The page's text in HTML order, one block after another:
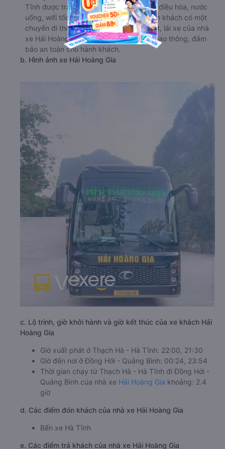
Tĩnh được trang bị đầy đủ tiện nghi như điều hòa, nước
uống, wifi tốc độ cao miễn phí, giúp hành khách có một
chuyến đi thoải mái và thư giãn. Đặc biệt, lái xe của nhà
xe Hải Hoàng Gia đều rất tuân thủ luật giao thông, đảm
bảo an toàn cho hành khách.
b. Hình ảnh xe Hải Hoàng Gia
c. Lộ trình, giờ khởi hành và giờ kết thúc của xe khách Hải
Hoàng Gia
Giờ xuất phát ở Thạch Hà - Hà Tĩnh: 22:00, 21:30
Giờ đến nơi ở Đồng Hới - Quảng Bình: 00:24, 23:54
Thời gian chạy từ Thạch Hà - Hà Tĩnh đi Đồng Hới -
Quảng Bình của nhà xe Hải Hoàng Gia khoảng: 2.4
giờ
d. Các điểm đón khách của nhà xe Hải Hoàng Gia
Bến xe Hà Tĩnh
e. Các điểm trả khách của nhà xe Hải Hoàng Gia